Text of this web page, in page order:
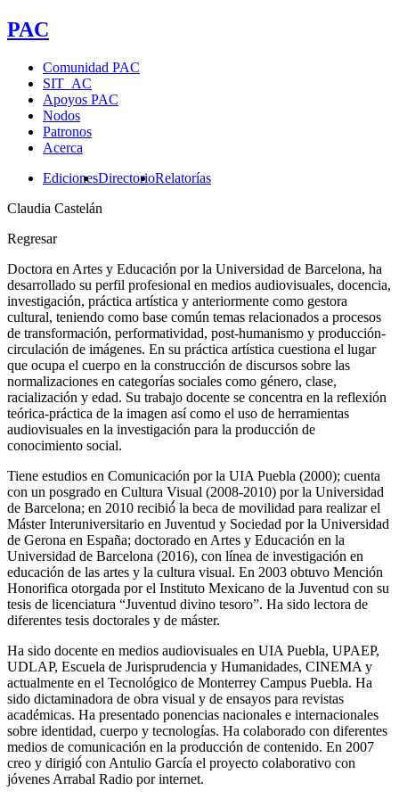
PAC
Comunidad PAC
SIT_AC
Apoyos PAC
Nodos
Patronos
Acerca
EdicionesDirectorioRelatorías
Claudia Castelán
Regresar
Doctora en Artes y Educación por la Universidad de Barcelona, ha
desarrollado su perfil profesional en medios audiovisuales, docencia,
investigación, práctica artística y anteriormente como gestora
cultural, teniendo como base común temas relacionados a procesos
de transformación, performatividad, post-humanismo y producción-
circulación de imágenes. En su práctica artística cuestiona el lugar
que ocupa el cuerpo en la construcción de discursos sobre las
normalizaciones en categorías sociales como género, clase,
racialización y edad. Su trabajo docente se concentra en la reflexión
teórica-práctica de la imagen así como el uso de herramientas
audiovisuales en la investigación para la producción de
conocimiento social.
Tiene estudios en Comunicación por la UIA Puebla (2000); cuenta
con un posgrado en Cultura Visual (2008-2010) por la Universidad
de Barcelona; en 2010 recibió́ la beca de movilidad para realizar el
Máster Interuniversitario en Juventud y Sociedad por la Universidad
de Gerona en España; doctorado en Artes y Educación en la
Universidad de Barcelona (2016), con línea de investigación en
educación de las artes y la cultura visual. En 2003 obtuvo Mención
Honorifica otorgada por el Instituto Mexicano de la Juventud con su
tesis de licenciatura “Juventud divino tesoro”. Ha sido lectora de
diferentes tesis doctorales y de máster.
Ha sido docente en medios audiovisuales en UIA Puebla, UPAEP,
UDLAP, Escuela de Jurisprudencia y Humanidades, CINEMA y
actualmente en el Tecnológico de Monterrey Campus Puebla. Ha
sido dictaminadora de obra visual y de ensayos para revistas
académicas. Ha presentado ponencias nacionales e internacionales
sobre identidad, cuerpo y tecnologías. Ha colaborado con diferentes
medios de comunicación en la producción de contenido. En 2007
creo y dirigió́ con Antulio García el proyecto colaborativo con
jóvenes Arrabal Radio por internet.